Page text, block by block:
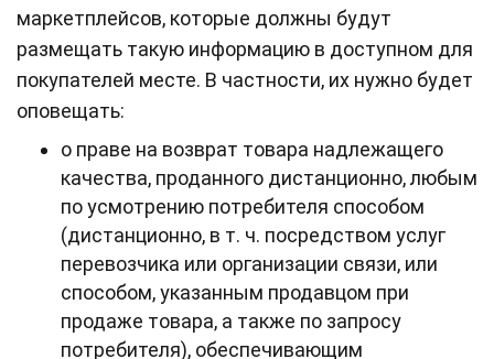
маркетплейсов, которые должны будут
размещать такую информацию в доступном для
покупателей месте. В частности, их нужно будет
оповещать:
о праве на возврат товара надлежащего
качества, проданного дистанционно, любым
по усмотрению потребителя способом
(дистанционно, в т. ч. посредством услуг
перевозчика или организации связи, или
способом, указанным продавцом при
продаже товара, а также по запросу
потребителя), обеспечивающим